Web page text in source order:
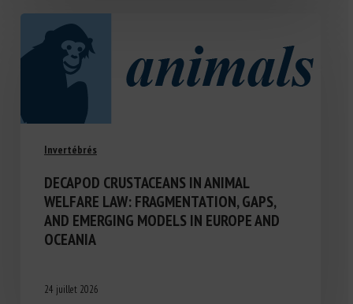
Invertébrés
DECAPOD CRUSTACEANS IN ANIMAL
WELFARE LAW: FRAGMENTATION, GAPS,
AND EMERGING MODELS IN EUROPE AND
OCEANIA
24 juillet 2026